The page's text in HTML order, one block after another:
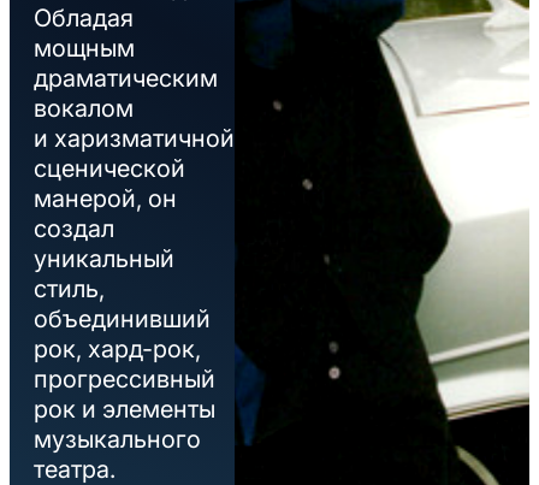
Обладая
мощным
драматическим
вокалом
и харизматичной
сценической
манерой, он
создал
уникальный
стиль,
объединивший
рок, хард-рок,
прогрессивный
рок и элементы
музыкального
театра.